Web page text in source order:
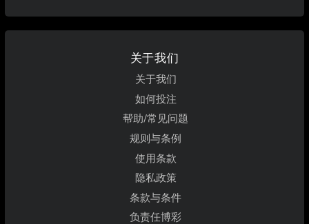
关于我们
关于我们
如何投注
帮助/常见问题
规则与条例
使用条款
隐私政策
条款与条件
负责任博彩